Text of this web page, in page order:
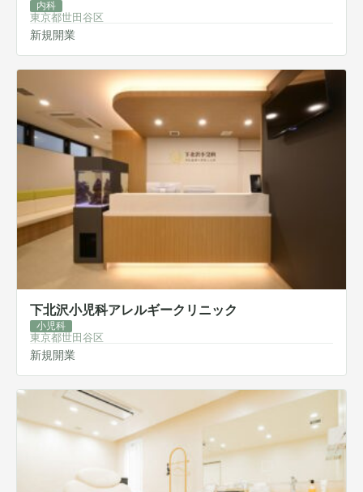
内科
東京都世田谷区
新規開業
下北沢小児科アレルギークリニック
小児科
東京都世田谷区
新規開業